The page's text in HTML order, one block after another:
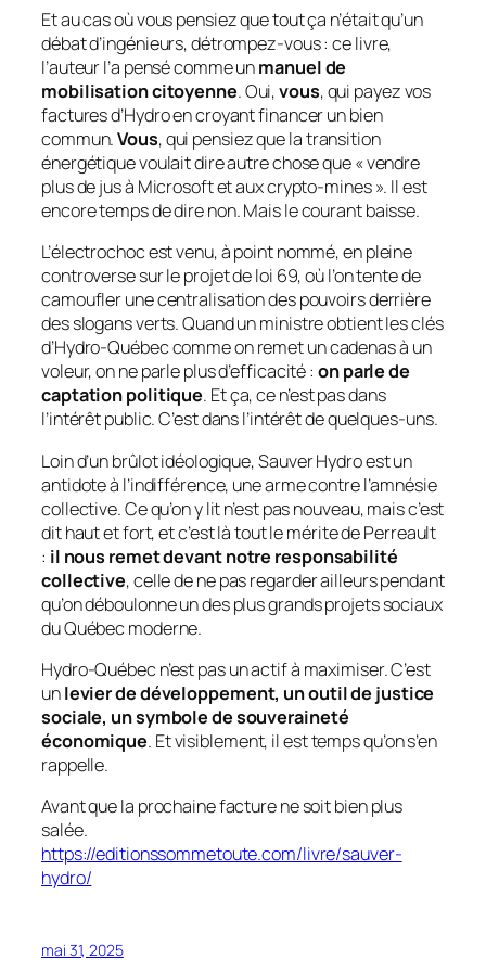
Et au cas où vous pensiez que tout ça n’était qu’un
débat d’ingénieurs, détrompez-vous : ce livre,
l’auteur l’a pensé comme unmanuel de
mobilisation citoyenne. Oui,vous, qui payez vos
factures d’Hydro en croyant financer un bien
commun.Vous, qui pensiez que la transition
énergétique voulait dire autre chose que « vendre
plus de jus à Microsoft et aux crypto-mines ». Il est
encore temps de dire non. Mais le courant baisse.
L’électrochoc est venu, à point nommé, en pleine
controverse sur le projet de loi 69, où l’on tente de
camoufler une centralisation des pouvoirs derrière
des slogans verts. Quand un ministre obtient les clés
d’Hydro-Québec comme on remet un cadenas à un
voleur, on ne parle plus d’efficacité : on parle de
captation politique. Et ça, ce n’est pas dans
l’intérêt public. C’est dans l’intérêt de quelques-uns.
Loin d’un brûlot idéologique,Sauver Hydroest un
antidote à l’indifférence, une arme contre l’amnésie
collective. Ce qu’on y lit n’est pas nouveau, mais c’est
dit haut et fort, et c’est là tout le mérite de Perreault
: il nous remet devant notre responsabilité
collective, celle de ne pas regarder ailleurs pendant
qu’on déboulonne un des plus grands projets sociaux
du Québec moderne.
Hydro-Québec n’est pas un actif à maximiser. C’est
unlevier de développement, un outil de justice
sociale, un symbole de souveraineté
économique. Et visiblement, il est temps qu’on s’en
rappelle.
Avant que la prochaine facture ne soit bien plus
salée.
https://editionssommetoute.com/livre/sauver-
hydro/
mai 31, 2025